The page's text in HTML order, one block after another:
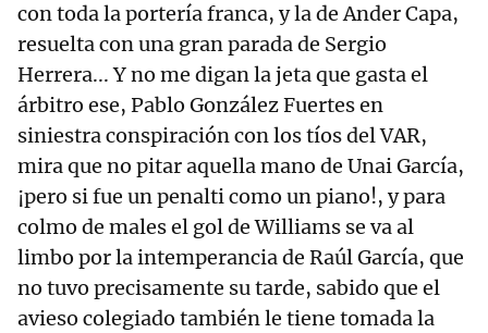
con toda la portería franca, y la de Ander Capa,
resuelta con una gran parada de Sergio
Herrera... Y no me digan la jeta que gasta el
árbitro ese, Pablo González Fuertes en
siniestra conspiración con los tíos del VAR,
mira que no pitar aquella mano de Unai García,
¡pero si fue un penalti como un piano!, y para
colmo de males el gol de Williams se va al
limbo por la intemperancia de Raúl García, que
no tuvo precisamente su tarde, sabido que el
avieso colegiado también le tiene tomada la